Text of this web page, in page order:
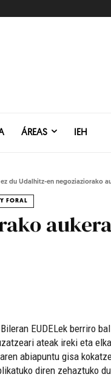
ÁREAS IEH
ez du Udalhitz-en negoziaziorako
FORAL
EUDELek berriro
ateak ireki eta
abiapuntu gisa
diren zehaztuko